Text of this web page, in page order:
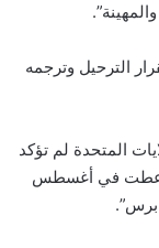
الترحيل وترجمه
المتحدة لم تؤكد
أعطت في أغسطس
برس”.